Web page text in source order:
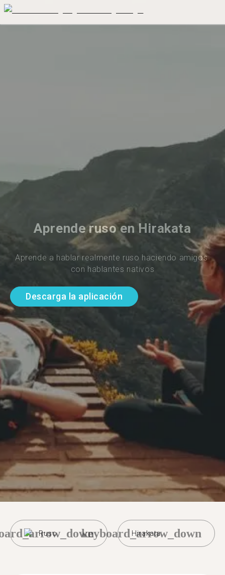
Aprende ruso en Hirakata
Aprende a hablar realmente ruso haciendo amigos
con hablantes nativos
Descarga la aplicación
Ruso Hirakata
keyboard_arrow_down